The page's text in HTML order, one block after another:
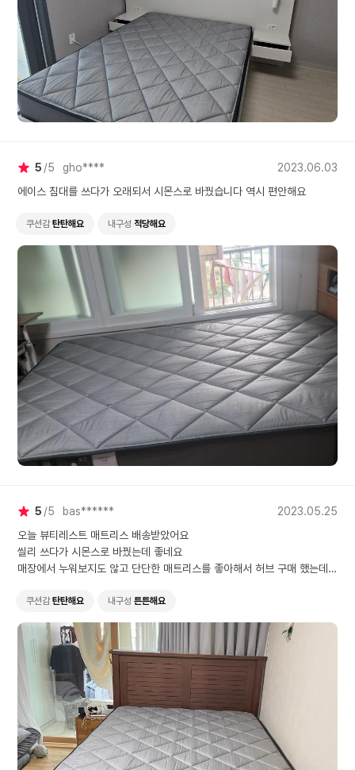
5 5 gho****
2023.06.03
에이스 침대를 쓰다가 오래되서 시몬스로 바꿨습니다 역시 편안해요
쿠션감 탄탄해요 내구성 적당해요
5 5 bas******
2023.05.25
오늘 뷰티레스트 매트리스 배송받았어요
씰리 쓰다가 시몬스로 바꿨는데 좋네요
매장에서 누워보지도 않고 단단한 매트리스를 좋아해서 허브 구매 했는데
쿠션감 탄탄해요 내구성 튼튼해요